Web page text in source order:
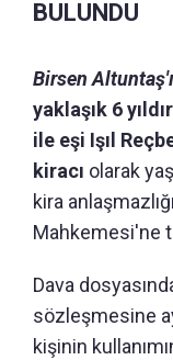
BULUNDU
Birsen
yaklaşık 6
ile eşi Işıl
kiracı olarak
kira
Mahkemesi'ne
Dava
sözleşmesine
kişinin